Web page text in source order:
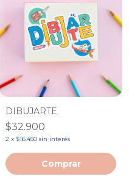
DIBUJARTE
$32.900
2 x $16.450 sin interés